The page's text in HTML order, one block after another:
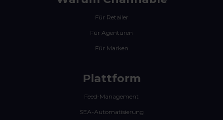
Für Retailer
Für Agenturen
Für Marken
Plattform
Feed-Management
SEA-Automatisierung